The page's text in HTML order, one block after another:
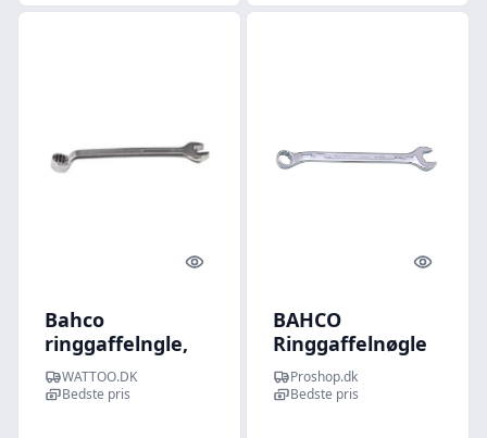
Quick look
Bahco
ringgaffelngle,
19 mm
WATTOO.DK
Bedste pris
Quick
BAHCO
Ringgaffelnøgle
22 mm, 1952m-22
Proshop.dk
Bedste pris